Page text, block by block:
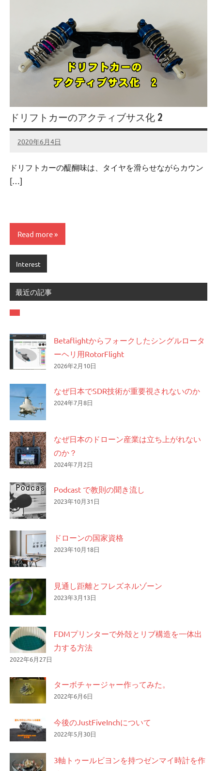
ドリフトカーのアクティブサス化 2
2020年6月4日
admin
No
ドリフトカーの醍醐味は、タイヤを滑らせながらカウン
[…]
Read more
Interest
最近の記事
Betaflightからフォークしたシングルロータ
ーヘリ用RotorFlight
2026年2月10日
なぜ日本でSDR技術が重要視されないのか
2024年7月8日
なぜ日本のドローン産業は立ち上がれない
のか？
2024年7月2日
Podcast で教則の聞き流し
2023年10月31日
ドローンの国家資格
2023年10月18日
見通し距離とフレズネルゾーン
2023年3月13日
FDMプリンターで外殻とリブ構造を一体出
力する方法
2022年6月27日
ターボチャージャー作ってみた。
2022年6月6日
今後のJustFiveInchについて
2022年5月30日
3軸トゥールビヨンを持つゼンマイ時計を作